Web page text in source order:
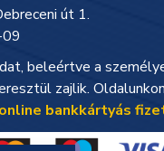
út 1.
beleértve a
zajlik.
bankkártyás